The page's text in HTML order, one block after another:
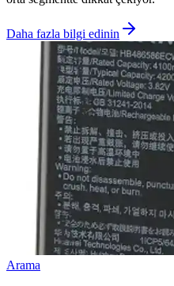
Daha fazla bilgi edinin
Arama